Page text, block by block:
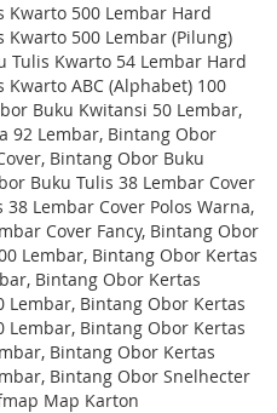
Kwarto 500 Lembar Hard
Kwarto 500 Lembar (Pilung)
Tulis Kwarto 54 Lembar Hard
ABC (Alphabet) 100
Buku Kwitansi 50 Lembar,
92 Lembar, Bintang Obor
Bintang Obor Buku
Buku Tulis 38 Lembar Cover
Lembar Cover Polos Warna,
Cover Fancy, Bintang Obor
Lembar, Bintang Obor Kertas
Bintang Obor Kertas
Lembar, Bintang Obor Kertas
Lembar, Bintang Obor Kertas
Bintang Obor Kertas
Bintang Obor Snelhecter
Map Karton